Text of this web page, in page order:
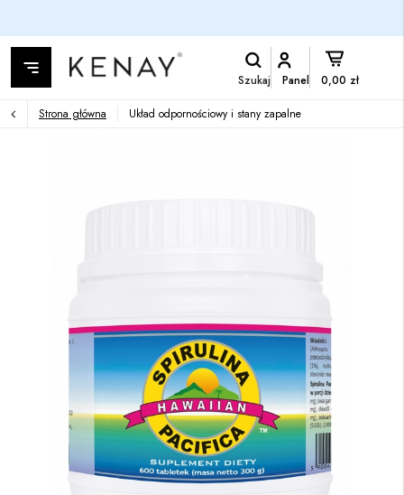
Szukaj Panel 0,00 zł
Strona główna Układ odpornościowy i stany zapalne